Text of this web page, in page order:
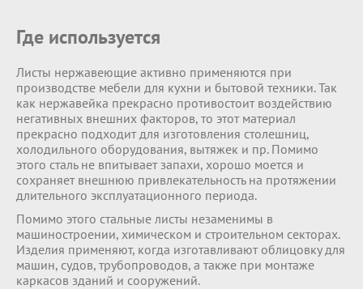
Где используется
Листы нержавеющие активно применяются при
производстве мебели для кухни и бытовой техники. Так
как нержавейка прекрасно противостоит воздействию
негативных внешних факторов, то этот материал
прекрасно подходит для изготовления столешниц,
холодильного оборудования, вытяжек и пр. Помимо
этого сталь не впитывает запахи, хорошо моется и
сохраняет внешнюю привлекательность на протяжении
длительного эксплуатационного периода.
Помимо этого стальные листы незаменимы в
машиностроении, химическом и строительном секторах.
Изделия применяют, когда изготавливают облицовку для
машин, судов, трубопроводов, а также при монтаже
каркасов зданий и сооружений.